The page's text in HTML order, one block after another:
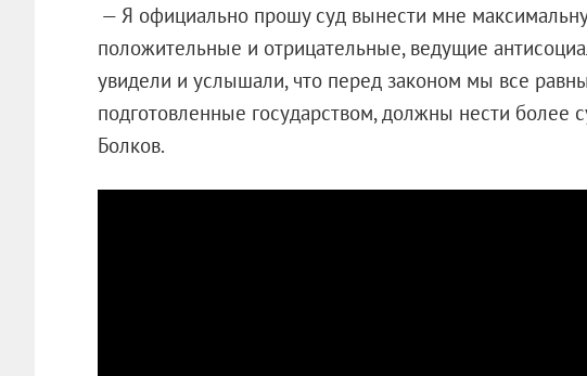
— Я официально прошу суд вынести мне
положительные и отрицательные, ведущие
увидели и услышали, что перед законом мы все
подготовленные государством, должны нести более
Болков.